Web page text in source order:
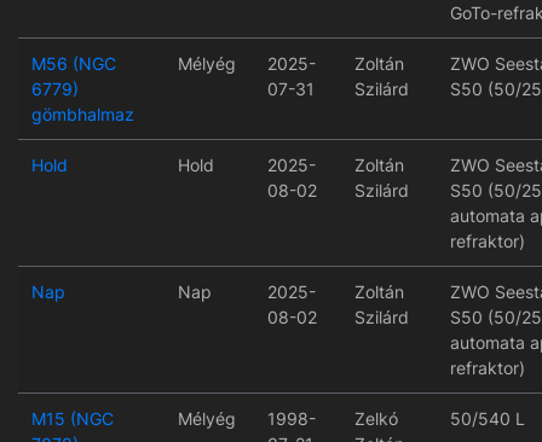
GoTo-
M56 (NGC
6779)
gömbhalmaz
Mélyég
2025-
07-31
Zoltán
Szilárd
ZWO
S50 (50/
Hold Hold
2025-
08-02
Zoltán
Szilárd
ZWO
S50 (50/
automata
refraktor)
Nap Nap
2025-
08-02
Zoltán
Szilárd
ZWO
S50 (50/
automata
refraktor)
M15 (NGC
Mélyég
1998-
Zelkó
50/540 L